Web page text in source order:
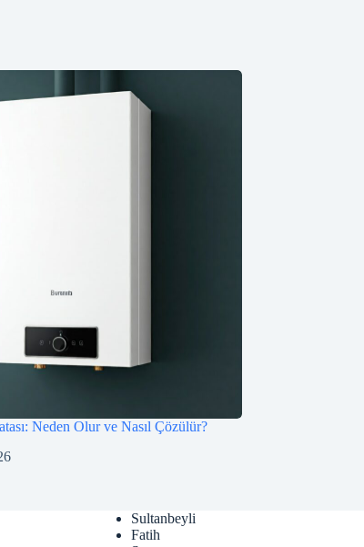
Neden Olur ve Nasıl Çözülür?
Sultanbeyli
Fatih